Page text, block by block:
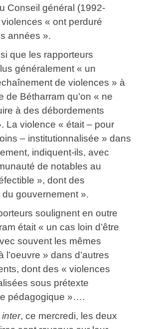
Conseil général (1992-
« ont perduré
années ».
que les rapporteurs
généralement « un
de violences » à
de Bétharram qu’on « ne
à des débordements
La violence « était – pour
– institutionnalisée » dans
indiquent-ils, avec
de notables au
», dont des
gouvernement ».
soulignent en outre
était « un cas loin d’être
souvent les mêmes
l’oeuvre » dans d’autres
dont des « violences
sous prétexte
pédagogique »….
, ce mercredi, les deux